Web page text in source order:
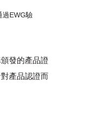
過EWG驗
發的產品證
產品認證而